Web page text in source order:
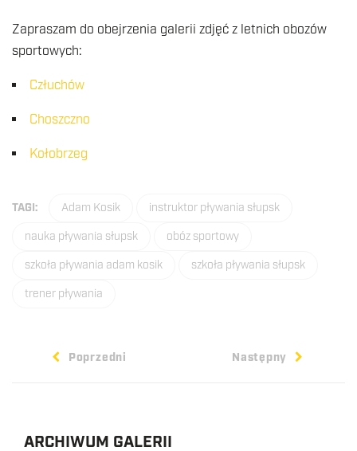
Zapraszam do obejrzenia galerii zdjęć z letnich obozów
sportowych:
Człuchów
Choszczno
Kołobrzeg
TAGI: Adam Kosik
instruktor pływania słupsk
nauka pływania słupsk
obóz sportowy
szkoła pływania adam kosik
szkoła pływania słupsk
trener pływania
Następny
Poprzedni
ARCHIWUM GALERII